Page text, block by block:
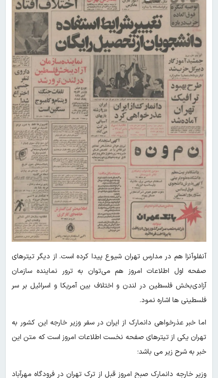
آنفلوآنزا هم در مدارس تهران شیوع پیدا کرده است. از دیگر تیترهای
صفحه اول اطلاعات امروز هم‌ می‌توان به ترور نماینده سازمان
آزادی‌بخش فلسطین در لندن و اختلاف بین آمریکا و اسرائیل بر سر
فلسطینی ها اشاره نمود.
اما خبر عذرخواهی دانمارک از ایران در سفر وزیر خارجه این کشور به
تهران یکی از تیترهای صفحه نخست اطلاعات امروز است که متن این
خبر به شرح زیر می باشد؛
وزیر خارجه دانمارک صبح امروز قبل از ترک تهران در فرودگاه مهرآباد